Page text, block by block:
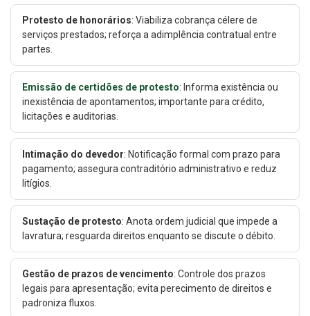
Protesto de honorários: Viabiliza cobrança célere de
serviços prestados; reforça a adimplência contratual entre
partes.
Emissão de certidões de protesto: Informa existência ou
inexistência de apontamentos; importante para crédito,
licitações e auditorias.
Intimação do devedor: Notificação formal com prazo para
pagamento; assegura contraditório administrativo e reduz
litígios.
Sustação de protesto: Anota ordem judicial que impede a
lavratura; resguarda direitos enquanto se discute o débito.
Gestão de prazos de vencimento: Controle dos prazos
legais para apresentação; evita perecimento de direitos e
padroniza fluxos.